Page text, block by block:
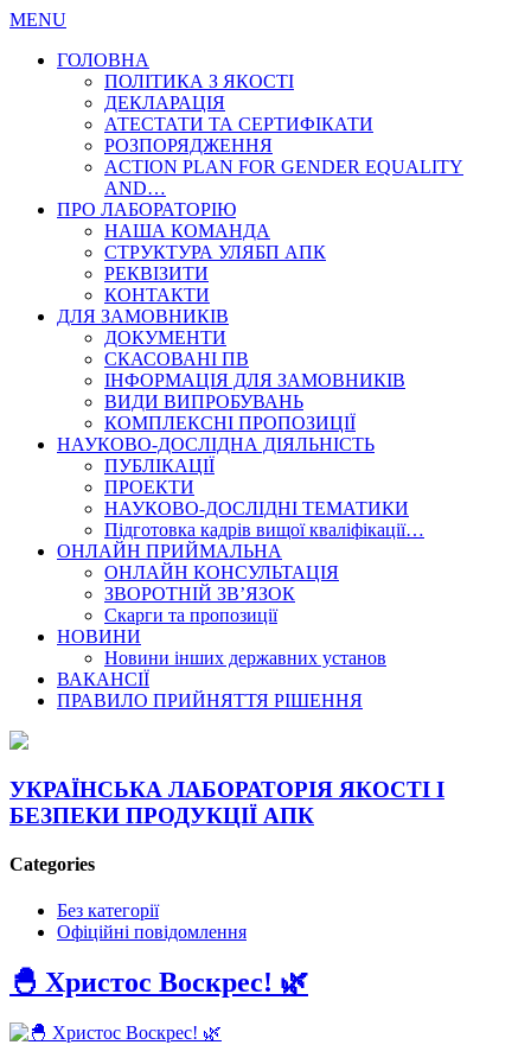
MENU
ГОЛОВНА
ПОЛІТИКА З ЯКОСТІ
ДЕКЛАРАЦІЯ
АТЕСТАТИ ТА СЕРТИФІКАТИ
РОЗПОРЯДЖЕННЯ
ACTION PLAN FOR GENDER EQUALITY
AND…
ПРО ЛАБОРАТОРІЮ
НАША КОМАНДА
СТРУКТУРА УЛЯБП АПК
РЕКВІЗИТИ
КОНТАКТИ
ДЛЯ ЗАМОВНИКІВ
ДОКУМЕНТИ
СКАСОВАНІ ПВ
ІНФОРМАЦІЯ ДЛЯ ЗАМОВНИКІВ
ВИДИ ВИПРОБУВАНЬ
КОМПЛЕКСНІ ПРОПОЗИЦІЇ
НАУКОВО-ДОСЛІДНА ДІЯЛЬНІСТЬ
ПУБЛІКАЦІЇ
ПРОЕКТИ
НАУКОВО-ДОСЛІДНІ ТЕМАТИКИ
Підготовка кадрів вищої кваліфікації…
ОНЛАЙН ПРИЙМАЛЬНА
ОНЛАЙН КОНСУЛЬТАЦІЯ
ЗВОРОТНІЙ ЗВ’ЯЗОК
Скарги та пропозиції
НОВИНИ
Новини інших державних установ
ВАКАНСІЇ
ПРАВИЛО ПРИЙНЯТТЯ РІШЕННЯ
УКРАЇНСЬКА ЛАБОРАТОРІЯ ЯКОСТІ І
БЕЗПЕКИ ПРОДУКЦІЇ АПК
Categories
Без категорії
Офіційні повідомлення
🐣 Христос Воскрес! 🌿